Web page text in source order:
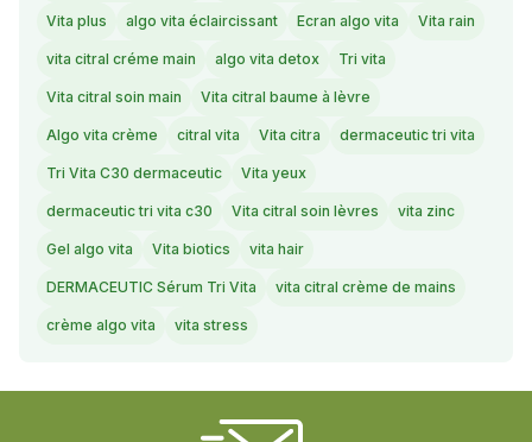
Vita plus algo vita éclaircissant Ecran algo vita Vita rain
vita citral créme main algo vita detox Tri vita
Vita citral soin main Vita citral baume à lèvre
Algo vita crème citral vita Vita citra dermaceutic tri vita
Tri Vita C30 dermaceutic Vita yeux
dermaceutic tri vita c30 Vita citral soin lèvres vita zinc
Gel algo vita Vita biotics vita hair
DERMACEUTIC Sérum Tri Vita vita citral crème de mains
crème algo vita vita stress